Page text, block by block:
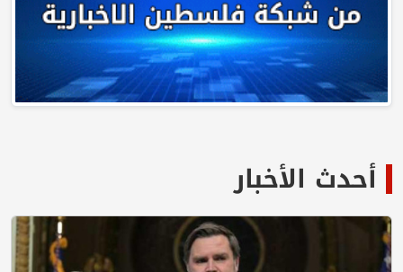
أحدث الأخبار